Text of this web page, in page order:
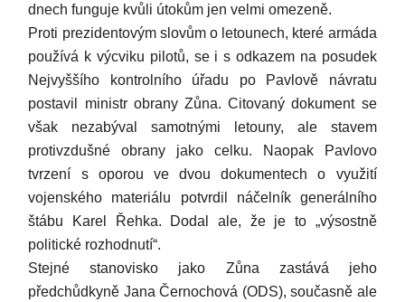
dnech funguje kvůli útokům jen velmi omezeně.
Proti prezidentovým slovům o letounech, které armáda
používá k výcviku pilotů, se i s odkazem na posudek
Nejvyššího kontrolního úřadu po Pavlově návratu
postavil ministr obrany Zůna. Citovaný dokument se
však nezabýval samotnými letouny, ale stavem
protivzdušné obrany jako celku. Naopak Pavlovo
tvrzení s oporou ve dvou dokumentech o využití
vojenského materiálu potvrdil náčelník generálního
štábu Karel Řehka. Dodal ale, že je to „výsostně
politické rozhodnutí“.
Stejné stanovisko jako Zůna zastává jeho
předchůdkyně Jana Černochová (ODS), současně ale